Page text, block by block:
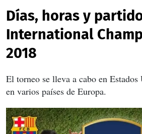
Días, horas y
International
2018
El torneo se lleva a cabo en
en varios países de Europa.